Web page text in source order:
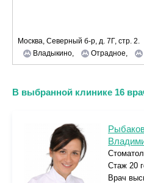
Москва, Северный б-р, д. 7Г, стр. 2.
Владыкино,
Отрадное,
В выбранной клинике 16
Стаж 20
Врач